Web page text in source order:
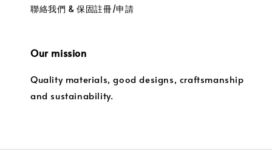
聯絡我們 & 保固註冊/申請
Our mission
Quality materials, good designs, craftsmanship
and sustainability.